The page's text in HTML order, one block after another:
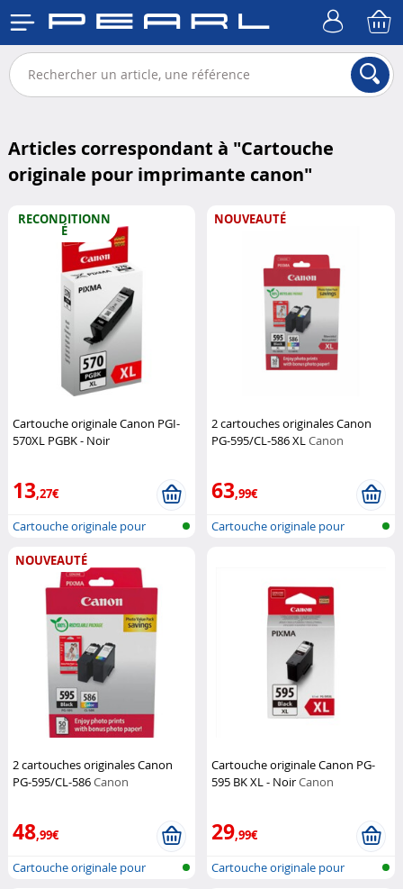
Articles correspondant à "Cartouche
originale pour imprimante canon"
RECONDITIONN
É
Cartouche originale Canon PGI-
570XL PGBK - Noir
13,27€
Cartouche originale pour
NOUVEAUTÉ
2 cartouches originales Canon
PG-595/CL-586 XLCanon
63,99€
Cartouche originale pour
NOUVEAUTÉ
2 cartouches originales Canon
PG-595/CL-586Canon
48,99€
Cartouche originale pour
Cartouche originale Canon PG-
595 BK XL - NoirCanon
29,99€
Cartouche originale pour